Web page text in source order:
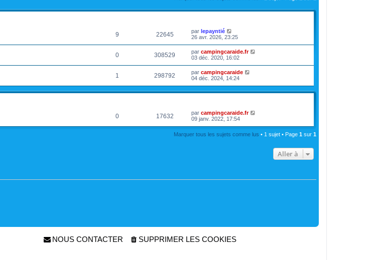
e
s
e
e
s
a
g
e
e
m
e
s
a
g
9 22645 par lepayntié
26 avr. 2026, 23:25
0 308529 par campingcaraide.fr
03 déc. 2020, 16:02
1 298792 par campingcaraide
04 déc. 2024, 14:24
0 17632 par campingcaraide.fr
09 janv. 2022, 17:54
Marquer tous les sujets comme lus • 1 sujet • Page 1 sur 1
Aller à
SUPPRIMER LES COOKIES
NOUS CONTACTER